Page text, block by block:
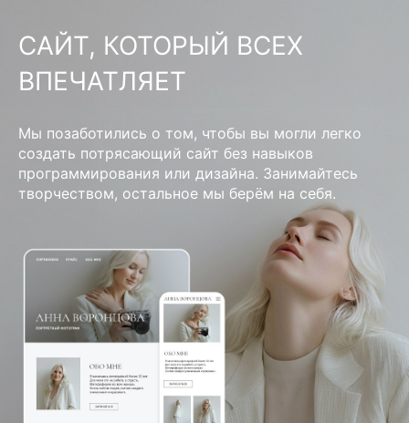
САЙТ, КОТОРЫЙ ВСЕХ
ВПЕЧАТЛЯЕТ
Мы позаботились о том, чтобы вы могли легко
создать потрясающий сайт без навыков
программирования или дизайна. Занимайтесь
творчеством, остальное мы берём на себя.